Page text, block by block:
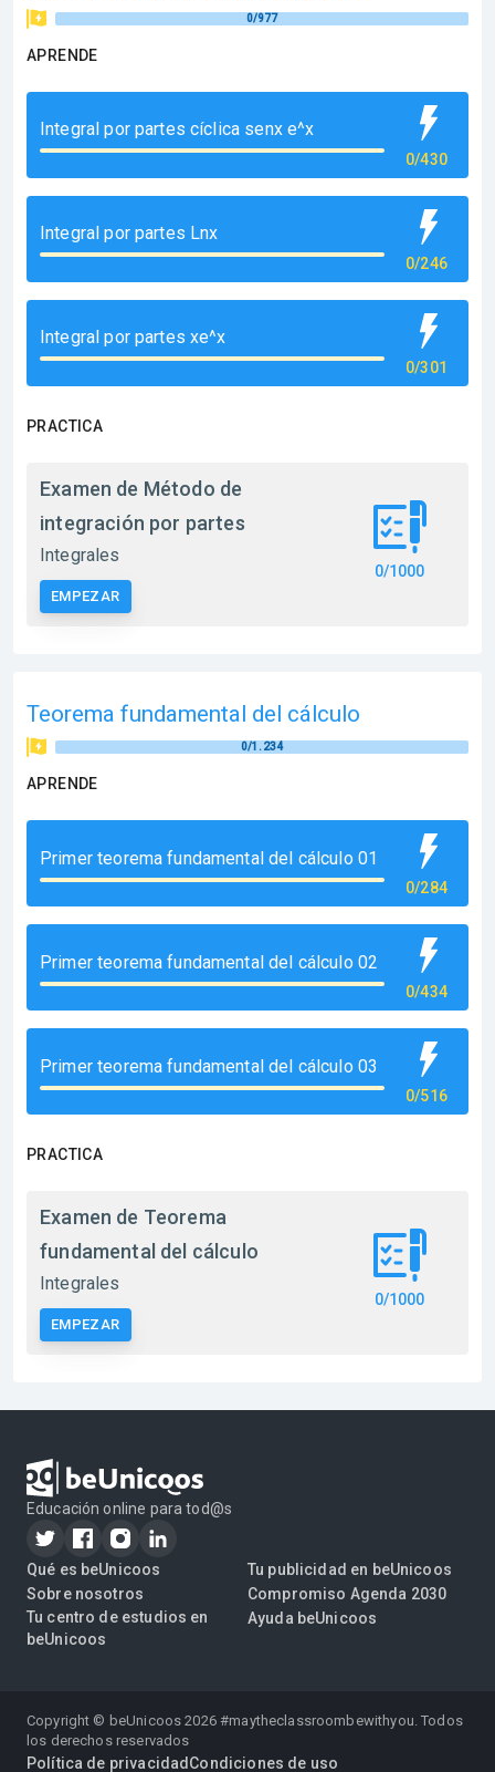
0/977
APRENDE
Integral por partes cíclica senx e^x
0/430
Integral por partes Lnx
0/246
Integral por partes xe^x
0/301
PRACTICA
Examen de Método de
integración por partes
Integrales
EMPEZAR
0/1000
Teorema fundamental del cálculo
0/1.234
APRENDE
Primer teorema fundamental del cálculo 01
0/284
Primer teorema fundamental del cálculo 02
0/434
Primer teorema fundamental del cálculo 03
0/516
PRACTICA
Examen de Teorema
fundamental del cálculo
Integrales
EMPEZAR
0/1000
Educación online para tod@s
Qué es beUnicoos
Sobre nosotros
Tu centro de estudios en
beUnicoos
Tu publicidad en beUnicoos
Compromiso Agenda 2030
Ayuda beUnicoos
Copyright © beUnicoos2026#maytheclassroombewithyou. Todos
los derechos reservados
Política de privacidad Condiciones de uso